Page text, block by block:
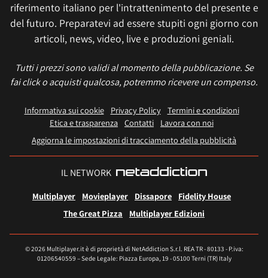
riferimento italiano per l'intrattenimento del presente e
del futuro. Preparatevi ad essere stupiti ogni giorno con
articoli, news, video, live e produzioni geniali.
Tutti i prezzi sono validi al momento della pubblicazione. Se
fai click o acquisti qualcosa, potremmo ricevere un compenso.
Informativa sui cookie Privacy Policy
Termini e condizioni
Etica e trasparenza Contatti
Lavora con noi
Aggiorna le impostazioni di tracciamento della pubblicità
IL NETWORK
Multiplayer Movieplayer Dissapore
Fidelity House
The Great Pizza
Multiplayer Edizioni
© 2026 Multiplayer.it è di proprietà di NetAddiction S.r.l. REA TR - 80133 - P.iva:
01206540559 – Sede Legale: Piazza Europa, 19 - 05100 Terni (TR) Italy